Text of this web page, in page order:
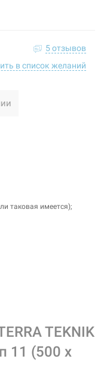
5 отзывов
в список желаний
таковая имеется);
TEKNIK
11 (500 x